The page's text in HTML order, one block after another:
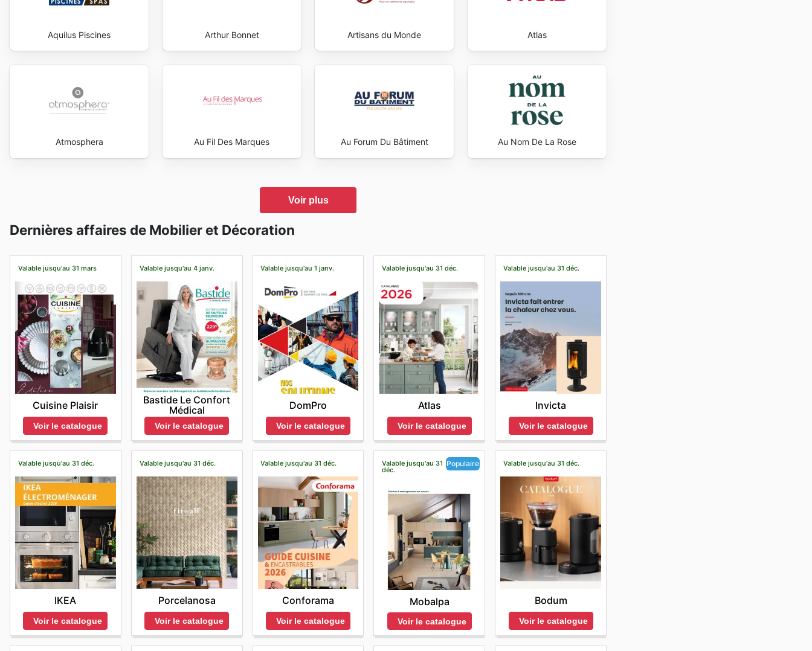
Aquilus Piscines Arthur Bonnet Artisans du Monde Atlas
Atmosphera Au Fil Des Marques Au Forum Du Bâtiment Au Nom De La Rose
Voir plus
Dernières affaires de Mobilier et Décoration
Valable jusqu'au 31 mars
Cuisine Plaisir
Voir le catalogue
Valable jusqu'au 4 janv.
Bastide Le Confort
Médical
Voir le catalogue
Valable jusqu'au 1 janv.
DomPro
Voir le catalogue
Valable jusqu'au 31 déc.
Atlas
Voir le catalogue
Valable jusqu'au 31 déc.
Invicta
Voir le catalogue
Valable jusqu'au 31 déc.
IKEA
Voir le catalogue
Valable jusqu'au 31 déc.
Porcelanosa
Voir le catalogue
Valable jusqu'au 31 déc.
Conforama
Voir le catalogue
Valable jusqu'au 31
déc.
Populaire
Mobalpa
Voir le catalogue
Valable jusqu'au 31 déc.
Bodum
Voir le catalogue